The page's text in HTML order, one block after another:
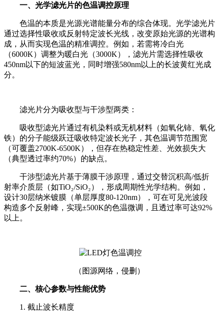
一、光学滤光片的色温调控原理
色温的本质是光源光谱能量分布的综合体现。光学滤光片
通过选择性吸收或反射特定波长光线，改变原始光源的光谱构
成，从而实现色温的精准调控。例如，若需将冷白光
（6000K）调整为暖白光（3000K），滤光片需选择性吸收
450nm以下的短波蓝光，同时增强580nm以上的长波黄红光成
分。
滤光片分为吸收型与干涉型两类：
吸收型滤光片通过有机染料或无机材料（如氧化铈、氧化
铁）的分子能级跃迁吸收特定波长光子，其色温调节范围宽
（可覆盖2700K-6500K），但存在热稳定性差、光效损失大
（典型透过率约70%）的缺点。
干涉型滤光片基于薄膜干涉原理，通过交替沉积高/低折
射率介质层（如TiO₂/SiO₂），形成周期性光学结构。例如，
设计30层纳米镀膜（单层厚度80-120nm），可在可见光波段
构造多个反射峰，实现±500K的色温微调，且透过率可达92%
以上。
（图源网络，侵删）
二、核心参数与性能优势
1. 截止波长精度